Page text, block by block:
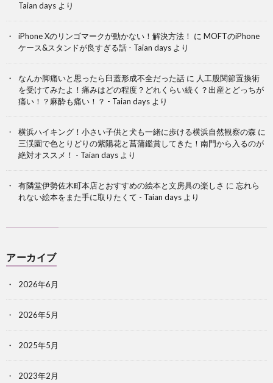
Taian days より
iPhone Xのリンゴマークが動かない！解決方法！ に MOFTのiPhone
ケース&スタンドが良すぎる話 - Taian days より
なんか脚痛いと思ったら臼蓋形成不全だった話 に 人工股関節置換術
を受けてみたよ！痛みはどの程度？どれくらい続く？出産とどっちが
痛い！？麻酔も痛い！？ - Taian days より
横浜ハイキング！小さい子供と犬も一緒に歩ける横浜自然観察の森 に
三渓園で色とりどりの紫陽花と菖蒲鑑賞してきた！南門から入るのが
絶対オススメ！ - Taian days より
有隣堂伊勢佐木町本店とおすすめの絵本と文房具の楽しさ に 忘れら
れない絵本をまた手に取りたくて - Taian days より
アーカイブ
2026年6月
2026年5月
2025年5月
2023年2月